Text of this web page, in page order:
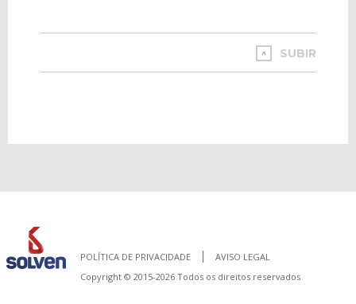
SUBIR
POLÍTICA DE PRIVACIDADE
AVISO LEGAL
Copyright © 2015-2026 Todos os direitos reservados